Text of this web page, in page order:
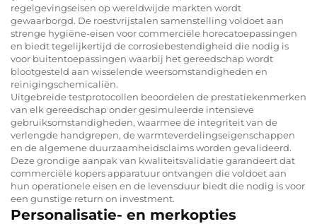
regelgevingseisen op wereldwijde markten wordt
gewaarborgd. De roestvrijstalen samenstelling voldoet aan
strenge hygiëne-eisen voor commerciële horecatoepassingen
en biedt tegelijkertijd de corrosiebestendigheid die nodig is
voor buitentoepassingen waarbij het gereedschap wordt
blootgesteld aan wisselende weersomstandigheden en
reinigingschemicaliën.
Uitgebreide testprotocollen beoordelen de prestatiekenmerken
van elk gereedschap onder gesimuleerde intensieve
gebruiksomstandigheden, waarmee de integriteit van de
verlengde handgrepen, de warmteverdelingseigenschappen
en de algemene duurzaamheidsclaims worden gevalideerd.
Deze grondige aanpak van kwaliteitsvalidatie garandeert dat
commerciële kopers apparatuur ontvangen die voldoet aan
hun operationele eisen en de levensduur biedt die nodig is voor
een gunstige return on investment.
Personalisatie- en merkopties